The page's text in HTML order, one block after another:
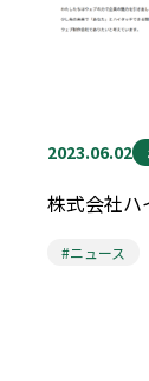
2023.06.02
株式会社ハ
#ニュース